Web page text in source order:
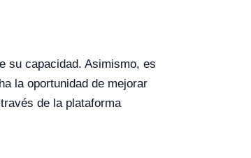
su capacidad. Asimismo, es
la oportunidad de mejorar
de la plataforma